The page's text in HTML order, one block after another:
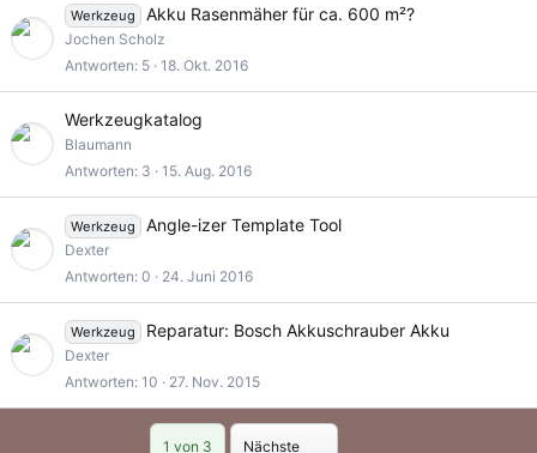
Werkzeug Akku Rasenmäher für ca. 600 m²?
Jochen Scholz
Antworten 5 18. Okt. 2016
Werkzeugkatalog
Blaumann
Antworten 3 15. Aug. 2016
Werkzeug Angle-izer Template Tool
Dexter
Antworten 0 24. Juni 2016
Werkzeug Reparatur: Bosch Akkuschrauber Akku
Dexter
Antworten 10 27. Nov. 2015
1 von 3 Nächste